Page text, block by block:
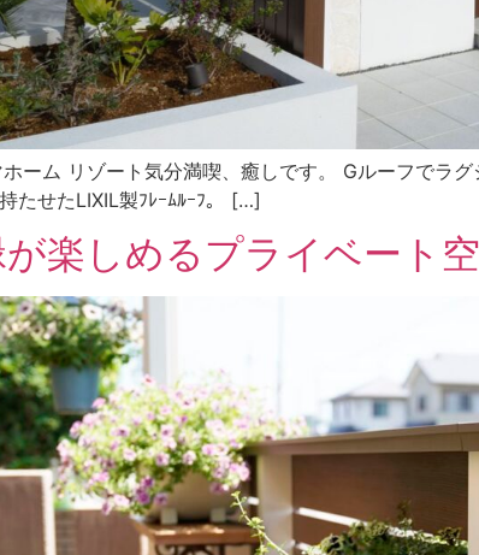
ーム リゾート気分満喫、癒しです。 Gルーフでラ
たせたLIXIL製ﾌﾚｰﾑﾙｰﾌ。 […]
楽しめるプライベート